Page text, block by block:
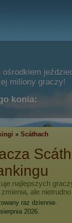
miliony graczy!
konia:
» Scáthach
najlepszych
ale
raz dziennie.
2026.